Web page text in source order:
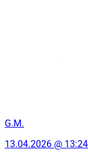
G.M.
13.04.2026 @ 13:24